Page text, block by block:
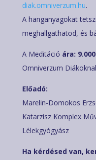
diak.omniverzum.hu.
A hanganyagokat
meghallgathatod, és
A Meditáció ára:
Omniverzum
Előadó:
Marelin-Domokos
Katarzisz Komplex
Lélekgyógyász
Ha kérdésed van,